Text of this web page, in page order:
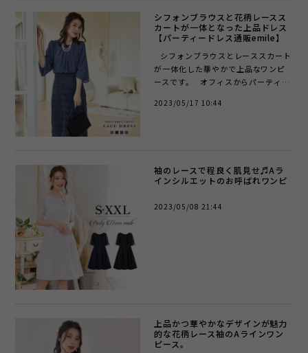
シフォンブラウスと花柄レースス
カートが一体となった上品ドレス
【パーティードレス通販emile】
シフォンブラウスとレーススカート
が一体化した華やかで上品なワンピ
ースです。 オフィスからパーティー
です。 ブラウス部分は、ふんわり...
2023/05/17 10:44
袖のレースで程良く肌見せ♬Aラ
インシルエットのお呼ばれワンピ
2023/05/08 21:44
上品かつ華やかなデザインが魅力
的な花柄レース袖のAラインワン
ピース。